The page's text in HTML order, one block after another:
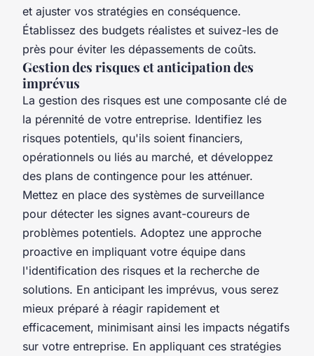
et ajuster vos stratégies en conséquence.
Établissez des budgets réalistes et suivez-les de
près pour éviter les dépassements de coûts.
Gestion des risques et anticipation des
imprévus
La gestion des risques est une composante clé de
la pérennité de votre entreprise. Identifiez les
risques potentiels, qu'ils soient financiers,
opérationnels ou liés au marché, et développez
des plans de contingence pour les atténuer.
Mettez en place des systèmes de surveillance
pour détecter les signes avant-coureurs de
problèmes potentiels. Adoptez une approche
proactive en impliquant votre équipe dans
l'identification des risques et la recherche de
solutions. En anticipant les imprévus, vous serez
mieux préparé à réagir rapidement et
efficacement, minimisant ainsi les impacts négatifs
sur votre entreprise. En appliquant ces stratégies